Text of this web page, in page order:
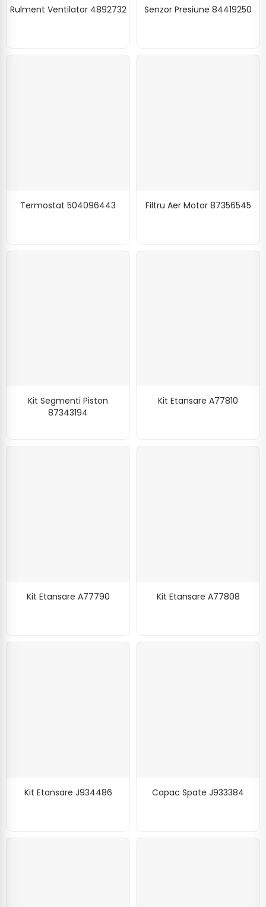
Rulment Ventilator 4892732 Senzor Presiune 84419250
Termostat 504096443 Filtru Aer Motor 87356545
Kit Segmenti Piston
87343194
Kit Etansare A77810
Kit Etansare A77790 Kit Etansare A77808
Kit Etansare J934486 Capac Spate J933384